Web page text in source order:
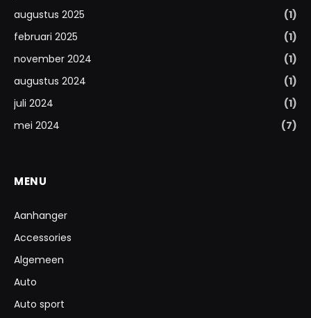
augustus 2025
(1)
februari 2025
(1)
november 2024
(1)
augustus 2024
(1)
juli 2024
(1)
mei 2024
(7)
MENU
Aanhanger
Accessories
Algemeen
Auto
Auto sport